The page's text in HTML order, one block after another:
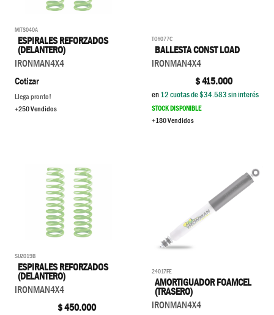
MITS040A
ESPIRALES REFORZADOS
(DELANTERO)
IRONMAN4X4
Cotizar
Llega pronto!
+250 Vendidos
TOY077C
BALLESTA CONST LOAD
IRONMAN4X4
$415.000
en12cuotas de $34.583sin interés
STOCK DISPONIBLE
+180 Vendidos
SUZ019B
ESPIRALES REFORZADOS
(DELANTERO)
IRONMAN4X4
$450.000
24017FE
AMORTIGUADOR FOAMCEL
(TRASERO)
IRONMAN4X4